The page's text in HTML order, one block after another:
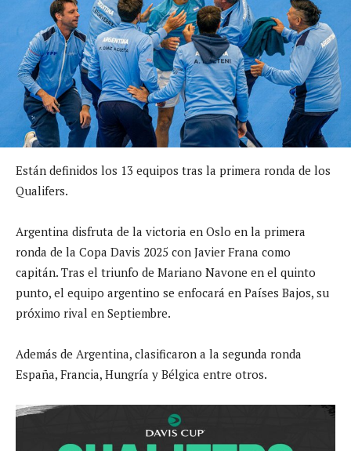
Están definidos los 13 equipos tras la primera ronda de los
Qualifers.
Argentina disfruta de la victoria en Oslo en la primera
ronda de la Copa Davis 2025 con Javier Frana como
capitán. Tras el triunfo de Mariano Navone en el quinto
punto, el equipo argentino se enfocará en Países Bajos, su
próximo rival en Septiembre.
Además de Argentina, clasificaron a la segunda ronda
España, Francia, Hungría y Bélgica entre otros.